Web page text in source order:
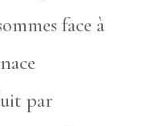
face à
par